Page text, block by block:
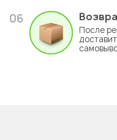
06
После